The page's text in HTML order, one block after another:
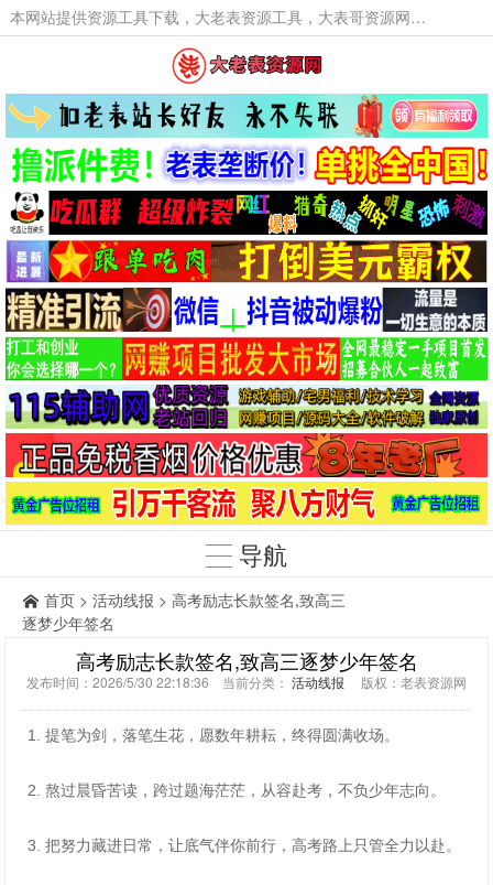
本网站提供资源工具下载，大老表资源工具，大表哥资源网软件工具，大老表资源下载，活动线报福利资源分享,活动线报，大型网游经典游戏，网络热门技术游戏辅助交流与分享。
导航
首页 > 活动线报 > 高考励志长款签名,致高三
逐梦少年签名
高考励志长款签名,致高三逐梦少年签名
发布时间：2026/5/30 22:18:36 当前分类： 活动线报 版权：老表资源网
1. 提笔为剑，落笔生花，愿数年耕耘，终得圆满收场。
2. 熬过晨昏苦读，跨过题海茫茫，从容赴考，不负少年志向。
3. 把努力藏进日常，让底气伴你前行，高考路上只管全力以赴。